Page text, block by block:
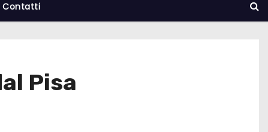
Contatti
Pisa